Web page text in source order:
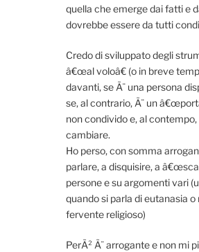
quella che emerge dai fatti e
dovrebbe essere da tutti
Credo di sviluppato degli
â€œal voloâ€ (o in breve
davanti, se Ã¨ una persona
se, al contrario, Ã¨ un
non condivido e, al
cambiare.
Ho perso, con somma
parlare, a disquisire, a
persone e su argomenti vari
quando si parla di eutanasia
fervente religioso)
PerÃ² Ã¨ arrogante e non mi